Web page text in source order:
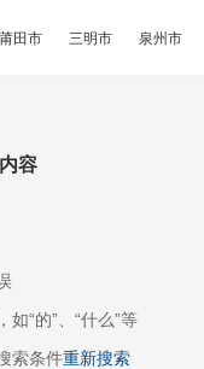
莆田市 三明市 泉州市
容
“的”、“什么”等
索条件重新搜索